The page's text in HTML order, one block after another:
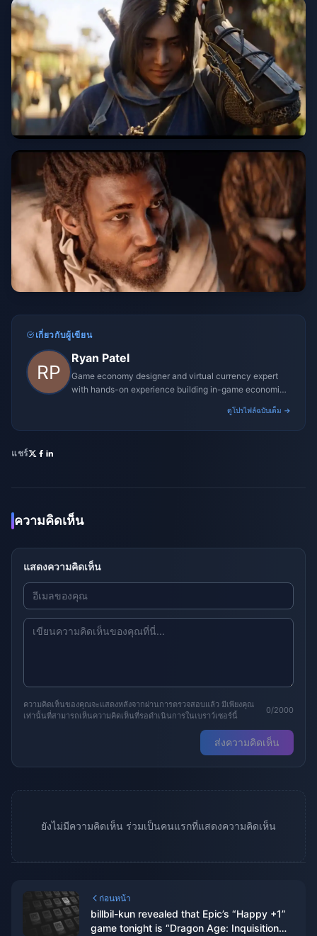
เกี่ยวกับผู้เขียน
Ryan Patel
Game economy designer and virtual currency expert
with hands-on experience building in-game economies
ดูโปรไฟล์ฉบับเต็ม →
แชร์
ความคิดเห็น
แสดงความคิดเห็น
ความคิดเห็นของคุณจะแสดงหลังจากผ่านการตรวจสอบแล้ว มีเพียงคุณ
เท่านั้นที่สามารถเห็นความคิดเห็นที่รอดำเนินการในเบราว์เซอร์นี้
0/2000
ส่งความคิดเห็น
ยังไม่มีความคิดเห็น ร่วมเป็นคนแรกที่แสดงความคิดเห็น
ก่อนหน้า
billbil-kun revealed that Epic’s “Happy +1”
game tonight is “Dragon Age: Inquisition